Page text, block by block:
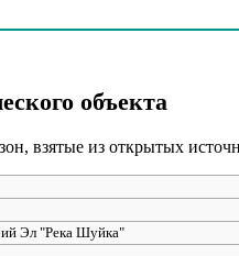
объекта
взятые из открытых
Эл "Река Шуйка"